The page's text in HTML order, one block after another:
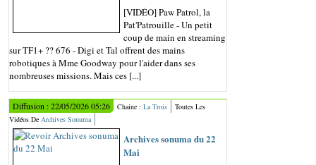
[VIDÉO] Paw Patrol, la
Pat'Patrouille - Un petit
coup de main en streaming
sur TF1+ ?? 676 - Digi et Tal offrent des mains
robotiques à Mme Goodway pour l'aider dans ses
nombreuses missions. Mais ces [...]
Diffusion : 22/05/2026 05:26 Chaine : La Trois
Toutes Les
Vidéos De Archives Sonuma
Archives sonuma du 22
Mai